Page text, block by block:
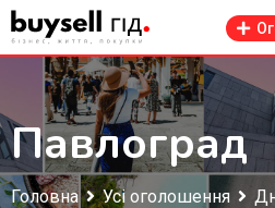
Перейти
до
змісту
Павлоград
Головна Усі оголошення